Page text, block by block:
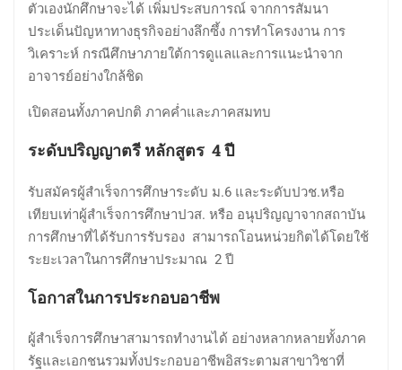
ตัวเองนักศึกษาจะได้ เพิ่มประสบการณ์ จากการสัมนา
ประเด็นปัญหาทางธุรกิจอย่างลึกซึ้ง การทำโครงงาน การ
วิเคราะห์ กรณีศึกษาภายใต้การดูแลและการแนะนำจาก
อาจารย์อย่างใกล้ชิด
เปิดสอนทั้งภาคปกติ ภาคค่ำและภาคสมทบ
ระดับปริญญาตรี หลักสูตร 4 ปี
รับสมัครผู้สำเร็จการศึกษาระดับ ม.6 และระดับปวช.หรือ
เทียบเท่าผู้สำเร็จการศึกษาปวส. หรือ อนุปริญญาจากสถาบัน
การศึกษาที่ได้รับการรับรอง สามารถโอนหน่วยกิตได้โดยใช้
ระยะเวลาในการศึกษาประมาณ 2 ปี
โอกาสในการประกอบอาชีพ
ผู้สำเร็จการศึกษาสามารถทำงานได้ อย่างหลากหลายทั้งภาค
รัฐและเอกชนรวมทั้งประกอบอาชีพอิสระตามสาขาวิชาที่